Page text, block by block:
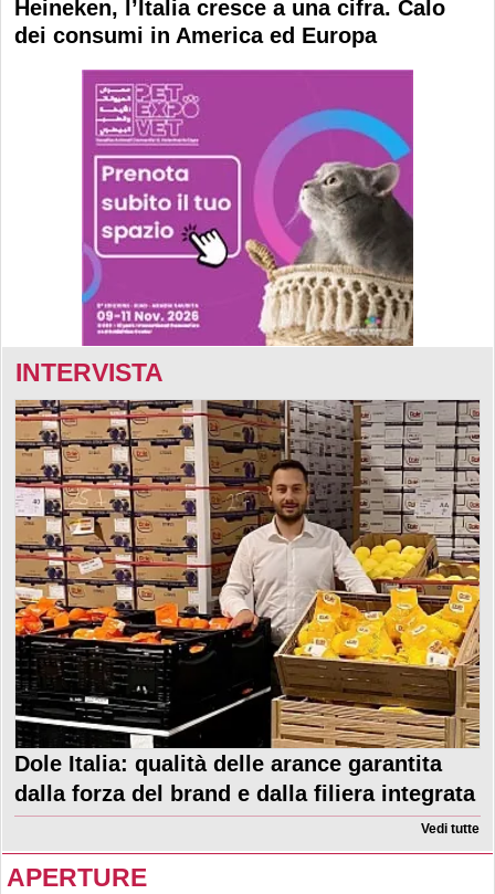
Heineken, l’Italia cresce a una cifra. Calo
dei consumi in America ed Europa
INTERVISTA
Dole Italia: qualità delle arance garantita
dalla forza del brand e dalla filiera integrata
Vedi tutte
APERTURE